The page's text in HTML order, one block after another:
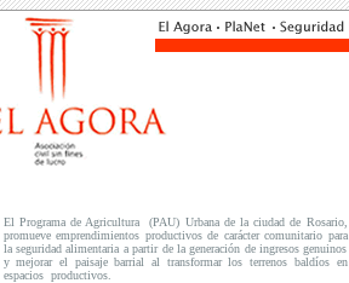
El Programa de Agricultura (PAU) Urbana de la ciudad de Rosario,
promueve emprendimientos productivos de carácter comunitario para
la seguridad alimentaria a partir de la generación de ingresos genuinos
y mejorar el paisaje barrial al transformar los terrenos baldíos en
espacios productivos.